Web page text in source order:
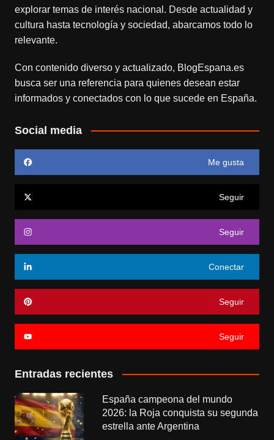
explorar temas de interés nacional. Desde actualidad y
cultura hasta tecnología y sociedad, abarcamos todo lo
relevante.
Con contenido diverso y actualizado, BlogEspana.es
busca ser una referencia para quienes desean estar
informados y conectados con lo que sucede en España.
Social media
Me gusta
Seguir
Seguir
Conectar
Seguir
Seguir
Entradas recientes
España campeona del mundo
2026: la Roja conquista su segunda
estrella ante Argentina